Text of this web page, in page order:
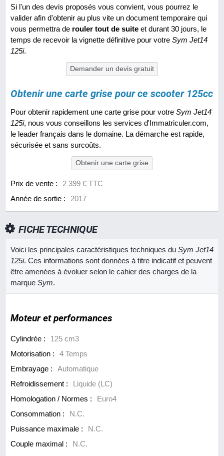
Si l'un des devis proposés vous convient, vous pourrez le
valider afin d'obtenir au plus vite un document temporaire qui
vous permettra de rouler tout de suite et durant 30 jours, le
temps de recevoir la vignette définitive pour votre Sym Jet14
125i.
Demander un devis gratuit
Obtenir une carte grise pour ce scooter 125cc
Pour obtenir rapidement une carte grise pour votre Sym Jet14
125i, nous vous conseillons les services d'Immatriculer.com,
le leader français dans le domaine. La démarche est rapide,
sécurisée et sans surcoûts.
Obtenir une carte grise
Prix de vente :
2 399 € TTC
Année de sortie :
2017
FICHE TECHNIQUE
Voici les principales caractéristiques techniques du Sym Jet14
125i. Ces informations sont données à titre indicatif et peuvent
être amenées à évoluer selon le cahier des charges de la
marque Sym.
Moteur et performances
Cylindrée :
125 cm3
Motorisation :
4 Temps
Embrayage :
Automatique
Refroidissement :
Liquide (LC)
Homologation / Normes :
Euro4
Consommation :
N.C.
Puissance maximale :
N.C.
Couple maximal :
N.C.